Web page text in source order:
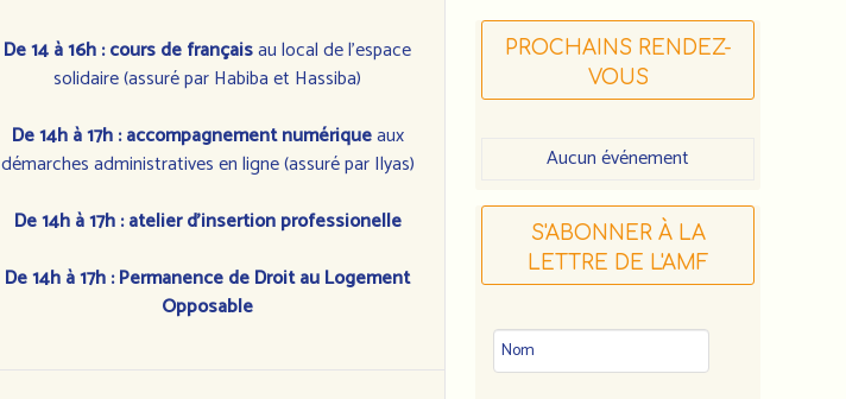
De 14 à 16h : cours de françaisau local de l'espace
solidaire (assuré par Habiba et Hassiba)
De 14h à 17h : accompagnement numériqueaux
démarches administratives en ligne (assuré par Ilyas)
De 14h à 17h : atelier d'insertion professionelle
De 14h à 17h :Permanence de Droit au Logement
Opposable
PROCHAINS RENDEZ-
VOUS
Aucun événement
S'ABONNER À LA
LETTRE DE L'AMF